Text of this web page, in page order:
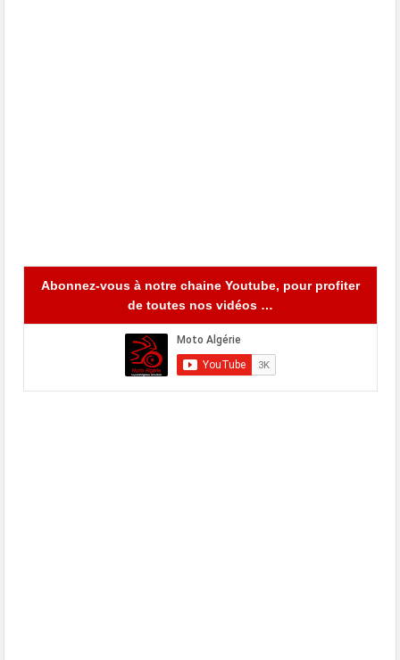
Abonnez-vous à notre chaine Youtube, pour profiter
de toutes nos vidéos …